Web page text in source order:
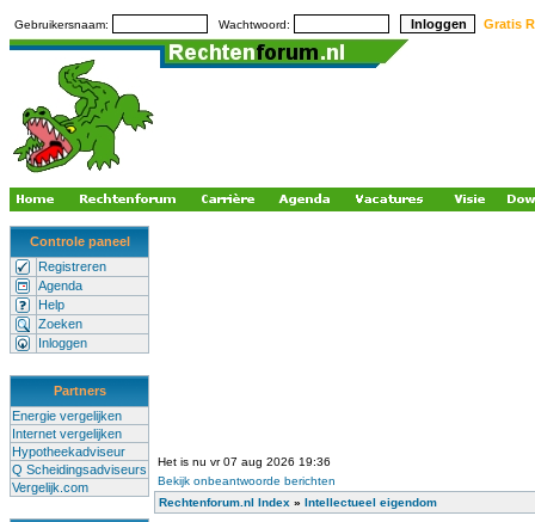
Gebruikersnaam: Wachtwoord: Gratis
Controle paneel
Registreren
Agenda
Help
Zoeken
Inloggen
Partners
Energie vergelijken
Internet vergelijken
Hypotheekadviseur
Q Scheidingsadviseurs
Vergelijk.com
Het is nu vr 07 aug 2026 19:36
Bekijk onbeantwoorde berichten
Rechtenforum.nl Index » Intellectueel eigendom